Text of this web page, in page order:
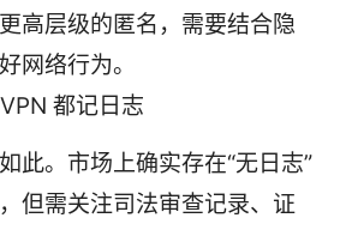
高层级的匿名，需要结合隐
网络行为。
都记日志
此。市场上确实存在“无日志”
但需关注司法审查记录、证